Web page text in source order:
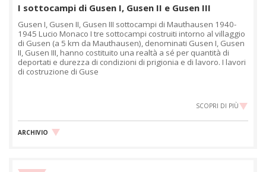
I sottocampi di Gusen I, Gusen II e Gusen III
Gusen I, Gusen II, Gusen III sottocampi di Mauthausen 1940-
1945 Lucio Monaco I tre sottocampi costruiti intorno al villaggio
di Gusen (a 5 km da Mauthausen), denominati Gusen I, Gusen
II, Gusen III, hanno costituito una realtà a sé per quantità di
deportati e durezza di condizioni di prigionia e di lavoro. I lavori
di costruzione di Guse
SCOPRI DI PIÙ
ARCHIVIO